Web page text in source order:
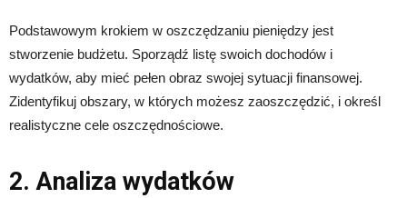
Podstawowym krokiem w oszczędzaniu pieniędzy jest
stworzenie budżetu. Sporządź listę swoich dochodów i
wydatków, aby mieć pełen obraz swojej sytuacji finansowej.
Zidentyfikuj obszary, w których możesz zaoszczędzić, i określ
realistyczne cele oszczędnościowe.
2. Analiza wydatków